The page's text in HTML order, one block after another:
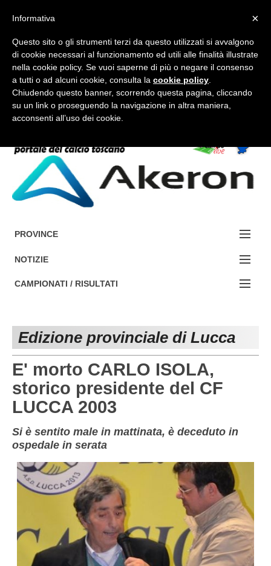
FORUM-ACCEDI
Accedi / Registrati
PROVINCE
EDIZIONE:
AREZZO
GROSSETO
LIVORNO
LUCCA
MASSA CARRARA
PISA
PISTOIA
PRATO
Carica la tua Rosa
NOTIZIE
NOTIZIE:
Le iniziative di TOSCANA GOL
Beach soccer
Rappresentative regionali e provinciali
FIGC Toscana
Calcio femminile
Calcio a 5
Societa' piu'
Amatori AICS Lucca
CAMPIONATI / RISULTATI
NAZIONALI
Edizione provinciale di Lucca
E' morto CARLO ISOLA,
storico presidente del CF
LUCCA 2003
Si è sentito male in mattinata, è deceduto in
ospedale in serata
×
Informativa
Questo sito o gli strumenti terzi da questo utilizzati si avvalgono
di cookie necessari al funzionamento ed utili alle finalità illustrate
nella cookie policy. Se vuoi saperne di più o negare il consenso
a tutti o ad alcuni cookie, consulta la cookie policy
Chiudendo questo banner, scorrendo questa pagina, cliccando
su un link o proseguendo la navigazione in altra maniera,
acconsenti all’uso dei cookie.